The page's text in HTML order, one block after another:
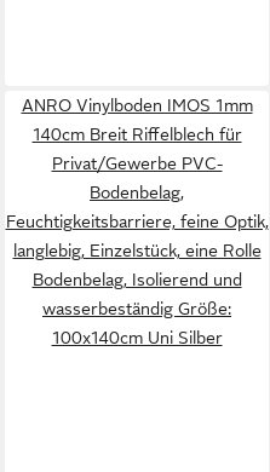
ANRO Vinylboden IMOS 1mm
140cm Breit Riffelblech für
Privat/Gewerbe PVC-
Bodenbelag,
Feuchtigkeitsbarriere, feine Optik,
langlebig, Einzelstück, eine Rolle
Bodenbelag, Isolierend und
wasserbeständig Größe:
100x140cm Uni Silber